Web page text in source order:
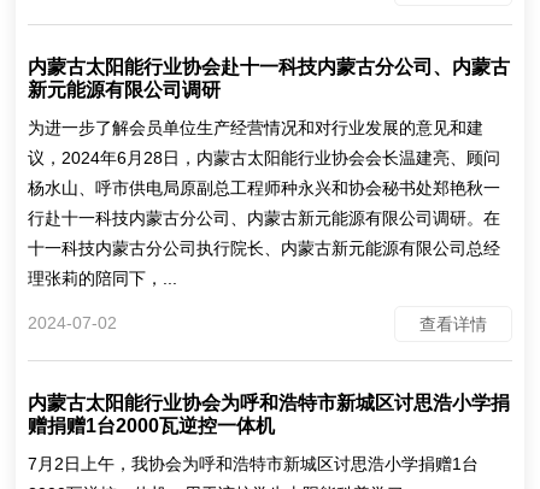
内蒙古太阳能行业协会赴十一科技内蒙古分公司、内蒙古
新元能源有限公司调研
为进一步了解会员单位生产经营情况和对行业发展的意见和建
议，2024年6月28日，内蒙古太阳能行业协会会长温建亮、顾问
杨水山、呼市供电局原副总工程师种永兴和协会秘书处郑艳秋一
行赴十一科技内蒙古分公司、内蒙古新元能源有限公司调研。在
十一科技内蒙古分公司执行院长、内蒙古新元能源有限公司总经
理张莉的陪同下，...
2024-07-02 查看详情
内蒙古太阳能行业协会为呼和浩特市新城区讨思浩小学捐
赠捐赠1台2000瓦逆控一体机
7月2日上午，我协会为呼和浩特市新城区讨思浩小学捐赠1台